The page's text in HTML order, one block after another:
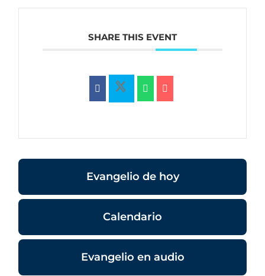
SHARE THIS EVENT
Evangelio de hoy
Calendario
Evangelio en audio